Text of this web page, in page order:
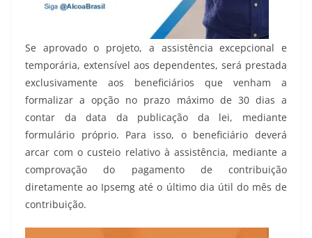
Se aprovado o projeto, a assistência excepcional e
temporária, extensível aos dependentes, será prestada
exclusivamente aos beneficiários que venham a
formalizar a opção no prazo máximo de 30 dias a
contar da data da publicação da lei, mediante
formulário próprio. Para isso, o beneficiário deverá
arcar com o custeio relativo à assistência, mediante a
comprovação do pagamento de contribuição
diretamente ao Ipsemg até o último dia útil do mês de
contribuição.